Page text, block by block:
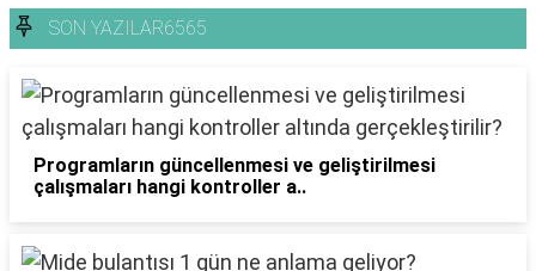
SON YAZILAR6565
Programların güncellenmesi ve geliştirilmesi
çalışmaları hangi kontroller a..